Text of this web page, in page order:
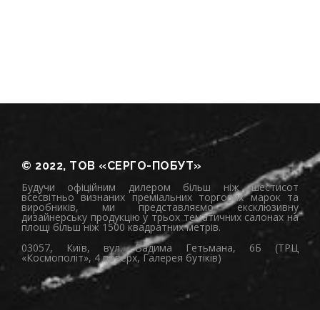
© 2022, ТОВ «СЕРГО-ПОБУТ»
Будучи офіційним дилером більш ніж шестисот
всесвітньо визнаних преміальних торгових марок та
виробників, ми представляємо ексклюзивну
дизайнерську продукцію у трьох тематичних салонах на
площі більш ніж 1500 квадратних метрів.
03057, Київ, вул. Вадима Гетьмана, 6Б (ТРЦ
«Космополіт», 4 поверх, Галерея бутіків)